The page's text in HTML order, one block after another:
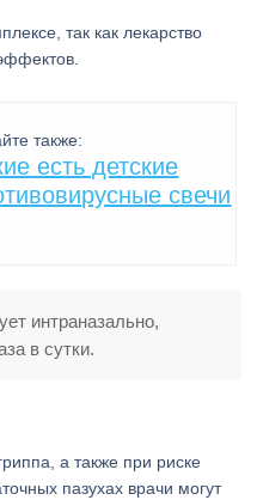
так как лекарство
также:
есть детские
свечи
интраназально,
в сутки.
а также при риске
пазухах врачи могут